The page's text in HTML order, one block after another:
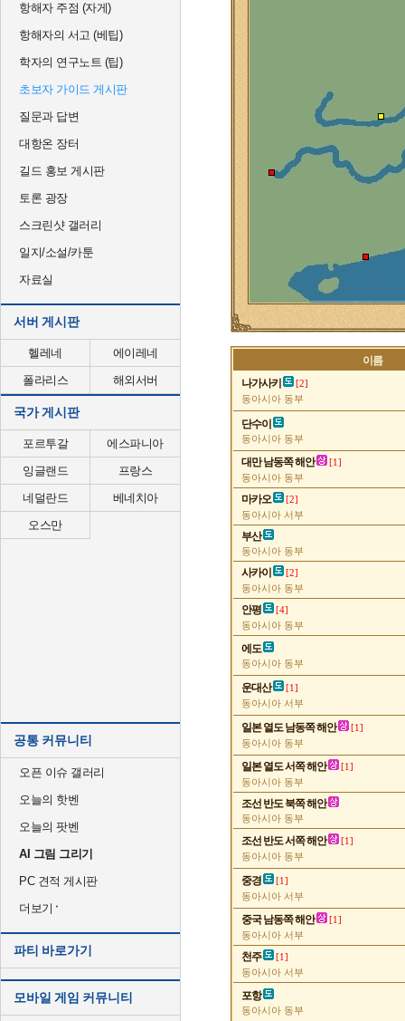
항해자 주점 (자게)
항해자의 서고 (베팁)
학자의 연구노트 (팁)
초보자 가이드 게시판
질문과 답변
대항온 장터
길드 홍보 게시판
토론 광장
스크린샷 갤러리
일지/소설/카툰
자료실
서버 게시판
헬레네
에이레네
폴라리스
해외서버
국가 게시판
포르투갈
에스파니아
잉글랜드
프랑스
네덜란드
베네치아
오스만
공통 커뮤니티
오픈 이슈 갤러리
오늘의 핫벤
오늘의 팟벤
AI 그림 그리기
PC 견적 게시판
더보기
파티 바로가기
모바일 게임 커뮤니티
이름
나가사키
[2]
동아시아 동부
단수이
동아시아 동부
대만 남동쪽 해안 [1]
동아시아 동부
마카오 [2]
동아시아 서부
부산
동아시아 동부
사카이 [2]
동아시아 동부
안평 [4]
동아시아 동부
에도
동아시아 동부
운대산 [1]
동아시아 서부
일본 열도 남동쪽 해안 [1]
동아시아 동부
일본 열도 서쪽 해안 [1]
동아시아 동부
조선 반도 북쪽 해안
동아시아 동부
조선 반도 서쪽 해안 [1]
동아시아 동부
중경 [1]
동아시아 서부
중국 남동쪽 해안 [1]
동아시아 서부
천주 [1]
동아시아 서부
포항
동아시아 동부